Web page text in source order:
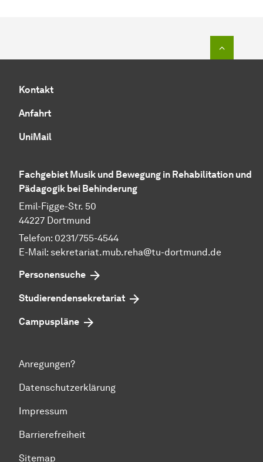
Kontakt
Anfahrt
UniMail
Fachgebiet Musik und Bewegung in Rehabilitation und
Pädagogik bei Behinderung
Emil-Figge-Str. 50
44227 Dortmund
Telefon: 0231/755-4544
E-Mail: sekretariat.mub.reha@tu-dortmund.de
Personensuche
Studierendensekretariat
Campuspläne
Anregungen?
Datenschutzerklärung
Impressum
Barrierefreiheit
Sitemap